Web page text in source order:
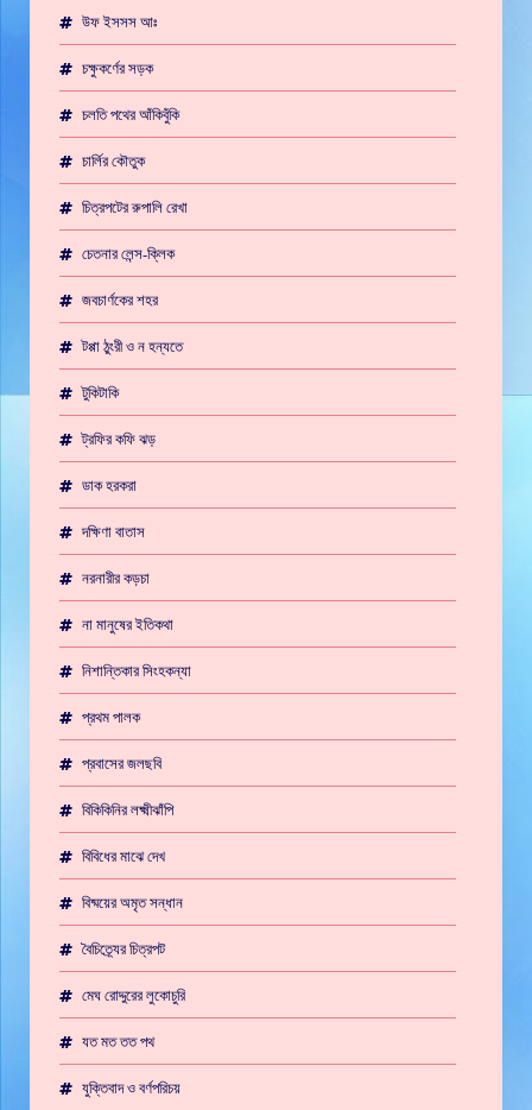
উফ ইসসস আঃ
চক্ষুকর্ণের সড়ক
চলতি পথের আঁকিবুঁকি
চার্লির কৌতুক
চিত্রপটের রুপালি রেখা
চেতনার লেন্স-ক্লিক
জবচার্ণকের শহর
টপ্পা ঠুংরী ও ন হন্যতে
টুকিটাকি
ট্রফির কফি ঝড়
ডাক হরকরা
দক্ষিণা বাতাস
নরনারীর কড়চা
না মানুষের ইতিকথা
নিশান্তিকার সিংহকন্যা
প্রথম পালক
প্রবাসের জলছবি
বিকিকিনির লক্ষ্মীঝাঁপি
বিবিধের মাঝে দেখ
বিষ্ময়ের অমৃত সন্ধান
বৈচিত্র্যের চিত্রপট
মেঘ রোদ্দুরের লুকোচুরি
যত মত তত পথ
যুক্তিবাদ ও বর্ণপরিচয়